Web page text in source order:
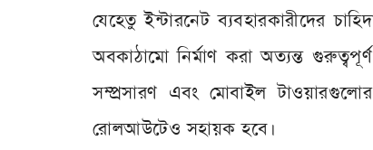
যেহেতু ইন্টারনেট ব্যবহারকারীদের
অবকাঠামো নির্মাণ করা অত্যন্ত
সম্প্রসারণ এবং মোবাইল
রোলআউটেও সহায়ক হবে।